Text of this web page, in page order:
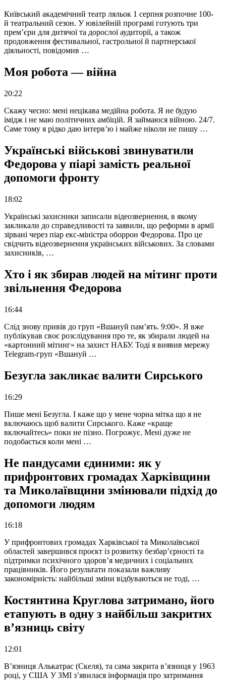
Київський академічний театр ляльок 1 серпня розпочне 100-
й театральний сезон. У ювілейній програмі готують три
прем’єри для дитячої та дорослої аудиторії, а також
продовження фестивальної, гастрольної й партнерської
діяльності, повідомив …
Моя робота — війна
20:22
Скажу чесно: мені нецікава медійна робота. Я не будую
імідж і не маю політичних амбіцій. Я займаюся війною. 24/7.
Саме тому я рідко даю інтерв’ю і майже ніколи не пишу …
Українські військові звинуватили
Федорова у піарі замість реальної
допомоги фронту
18:02
Українські захисники записали відеозвернення, в якому
закликали до справедливості та заявили, що реформи в армії
зірвані через піар екс-міністра оборрон Федорова. Про це
свідчить відеозвернення українських військових. За словами
захисників, …
Хто і як збирав людей на мітинг проти
звільнення Федорова
16:44
Слід знову привів до груп «Вшануй пам’ять. 9:00». Я вже
публікував своє розслідування про те, як збирали людей на
«картонний мітинг» на захист НАБУ. Тоді я виявив мережу
Telegram-груп «Вшануй …
Безугла закликає валити Сирського
16:29
Пише мені Безугла. І каже що у мене чорна мітка що я не
включаюсь щоб валити Сирського. Каже «краще
включайтесь» поки не пізно. Погрожує. Мені дуже не
подобається коли мені …
Не пандусами єдиними: як у
прифронтових громадах Харківщини
та Миколаївщини змінювали підхід до
допомоги людям
16:18
У прифронтових громадах Харківської та Миколаївської
областей завершився проєкт із розвитку безбар’єрності та
підтримки психічного здоров’я медичних і соціальних
працівників. Його результати показали важливу
закономірність: найбільші зміни відбуваються не тоді, …
Костянтина Круглова затримано, його
етапують в одну з найбільш закритих
в’язниць світу
12:01
В’язниця Алькатрас (Скеля), та сама закрита в’язниця у 1963
році, у США У ЗМІ з’явилася інформація про затримання